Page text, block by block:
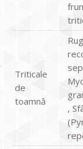
Triticale
de
toamnă
,